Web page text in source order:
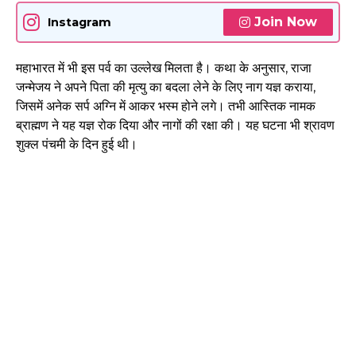
Instagram Join Now
महाभारत में भी इस पर्व का उल्लेख मिलता है। कथा के अनुसार, राजा
जन्मेजय ने अपने पिता की मृत्यु का बदला लेने के लिए नाग यज्ञ कराया,
जिसमें अनेक सर्प अग्नि में आकर भस्म होने लगे। तभी आस्तिक नामक
ब्राह्मण ने यह यज्ञ रोक दिया और नागों की रक्षा की। यह घटना भी श्रावण
शुक्ल पंचमी के दिन हुई थी।